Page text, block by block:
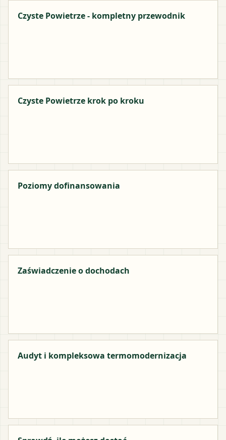
Czyste Powietrze - kompletny przewodnik
Czyste Powietrze krok po kroku
Poziomy dofinansowania
Zaświadczenie o dochodach
Audyt i kompleksowa termomodernizacja